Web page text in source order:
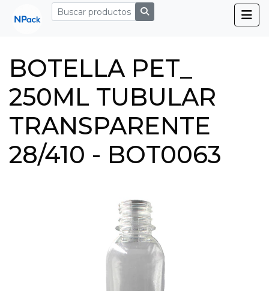
BOTELLA PET_
250ML TUBULAR
TRANSPARENTE
28/410 - BOT0063